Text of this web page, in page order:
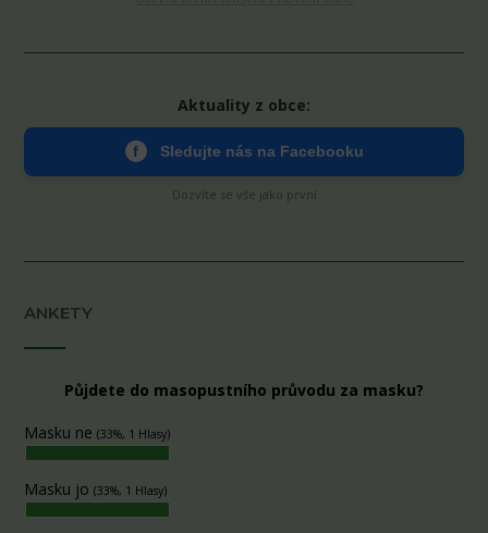
Aktuality z obce:
f Sledujte nás na Facebooku
Dozvíte se vše jako první
ANKETY
Půjdete do masopustního průvodu za masku?
Masku ne (33%, 1 Hlasy)
Masku jo (33%, 1 Hlasy)